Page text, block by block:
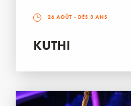
26 AOÛT - DÈS 3 ANS
KUTHI